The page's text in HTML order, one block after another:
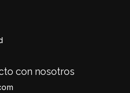
con nosotros